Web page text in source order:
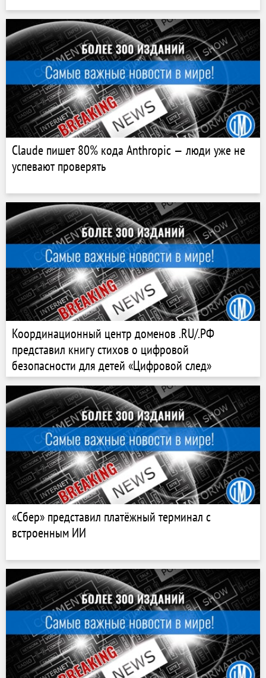
Claude пишет 80% кода Anthropic — люди уже не
успевают проверять
Координационный центр доменов .RU/.РФ
представил книгу стихов о цифровой
безопасности для детей «Цифровой след»
«Сбер» представил платёжный терминал с
встроенным ИИ